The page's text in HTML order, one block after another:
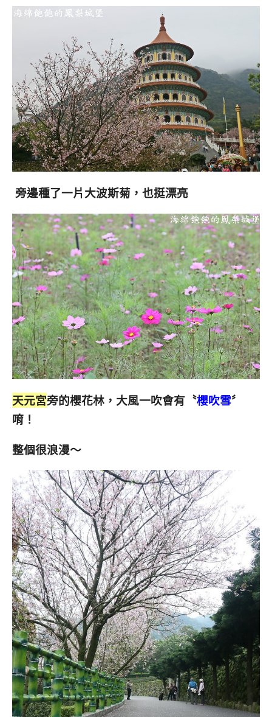
旁邊種了一片大波斯菊，也挺漂亮
天元宮旁的櫻花林，大風一吹會有〝櫻吹雪〞
唷！
整個很浪漫～